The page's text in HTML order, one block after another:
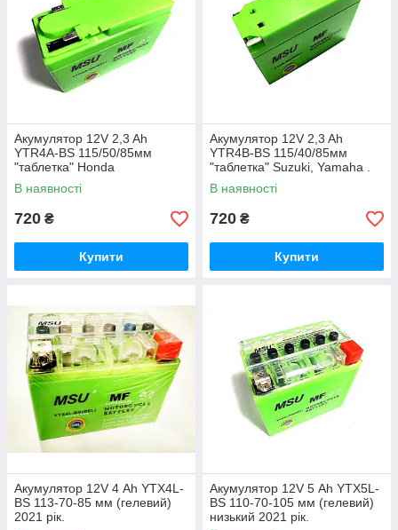
Акумулятор 12V 2,3 Ah
YTR4A-BS 115/50/85мм
"таблетка" Honda
В наявності
720 ₴
Купити
Акумулятор 12V 2,3 Ah
YTR4B-BS 115/40/85мм
"таблетка" Suzuki, Yamaha .
В наявності
720 ₴
Купити
Акумулятор 12V 4 Аһ YTX4L-
BS 113-70-85 мм (гелевий)
2021 рік.
Акумулятор 12V 5 Аһ YTX5L-
BS 110-70-105 мм (гелевий)
низький 2021 рік.